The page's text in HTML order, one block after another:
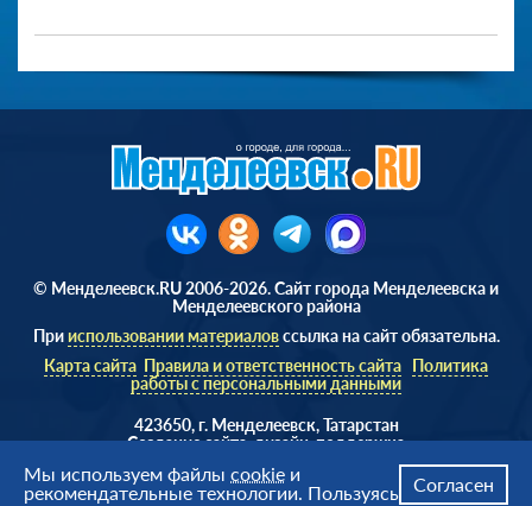
© Менделеевск.RU 2006-2026. Сайт города Менделеевска и
Менделеевского района
Прииспользовании материаловссылка на сайт обязательна.
Карта сайта Правила и ответственность сайта Политика
работы с персональными данными
423650, г. Менделеевск, Татарстан
Cоздание сайта, дизайн, поддержка
Мы используем файлы cookie и
рекомендательные технологии. Пользуясь
Согласен